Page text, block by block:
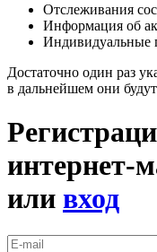
Отслеживания
Информация об
Индивидуальные
Достаточно один раз
в дальнейшем они
интернет-
или вход